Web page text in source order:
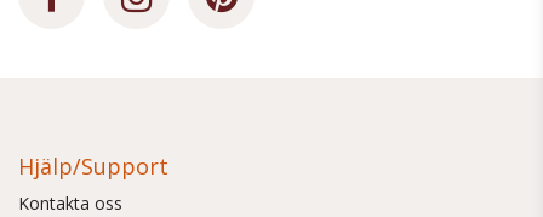
Hjälp/Support
Kontakta oss